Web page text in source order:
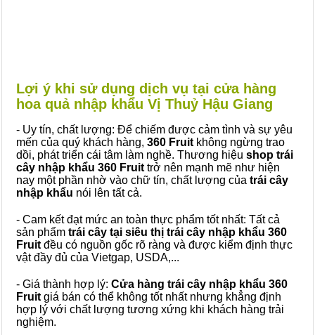
Lợi ý khi sử dụng dịch vụ tại cửa hàng
hoa quả nhập khẩu Vị Thuỷ Hậu Giang
- Uy tín, chất lượng: Để chiếm được cảm tình và sự yêu
mến của quý khách hàng, 360 Fruit không ngừng trao
dồi, phát triển cái tâm làm nghề. Thương hiệu shop trái
cây nhập khẩu 360 Fruit trở nên mạnh mẽ như hiện
nay một phần nhờ vào chữ tín, chất lượng của trái cây
nhập khẩu nói lên tất cả.
- Cam kết đạt mức an toàn thực phẩm tốt nhất: Tất cả
sản phẩm trái cây tại siêu thị trái cây nhập khẩu 360
Fruit đều có nguồn gốc rõ ràng và được kiểm định thực
vật đầy đủ của Vietgap, USDA,...
- Giá thành hợp lý: Cửa hàng trái cây nhập khẩu 360
Fruit giá bán có thể không tốt nhất nhưng khẳng định
hợp lý với chất lượng tương xứng khi khách hàng trải
nghiệm.